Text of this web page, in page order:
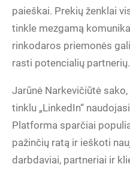
paieškai. Prekių ženklai
tinkle mezgamą
rinkodaros priemonės
rasti potencialių
Jarūnė Narkevičiūtė
tinklu „LinkedIn“
Platforma sparčiai
pažinčių ratą ir ieškoti
darbdaviai, partneriai ir